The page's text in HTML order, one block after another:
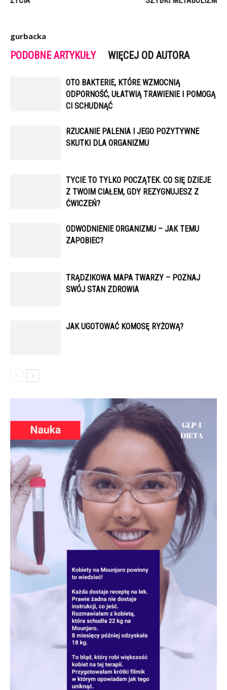
gurbacka
PODOBNE ARTYKUŁY WIĘCEJ OD AUTORA
OTO BAKTERIE, KTÓRE WZMOCNIĄ
ODPORNOŚĆ, UŁATWIĄ TRAWIENIE I POMOGĄ
CI SCHUDNĄĆ
RZUCANIE PALENIA I JEGO POZYTYWNE
SKUTKI DLA ORGANIZMU
TYCIE TO TYLKO POCZĄTEK. CO SIĘ DZIEJE
Z TWOIM CIAŁEM, GDY REZYGNUJESZ Z
ĆWICZEŃ?
ODWODNIENIE ORGANIZMU – JAK TEMU
ZAPOBIEC?
TRĄDZIKOWA MAPA TWARZY – POZNAJ
SWÓJ STAN ZDROWIA
JAK UGOTOWAĆ KOMOSĘ RYŻOWĄ?